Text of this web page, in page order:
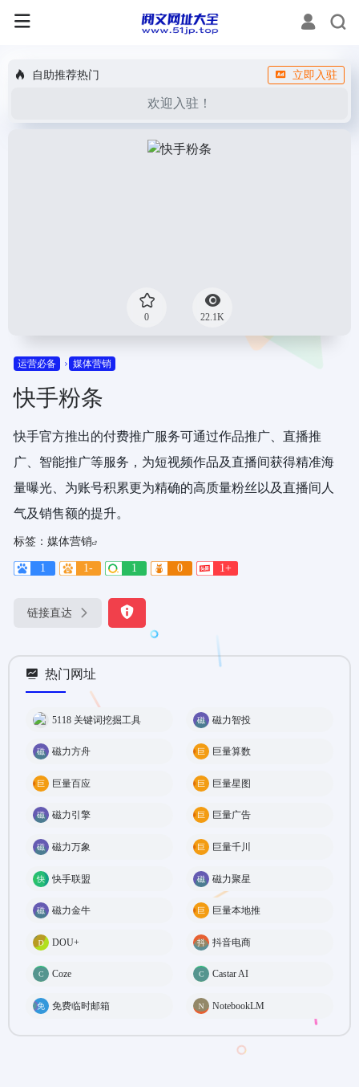
自助推荐热门 立即入驻
欢迎入驻！
0 22.1K
运营必备 媒体营销
快手粉条
快手官方推出的付费推广服务可通过作品推广、直播推
广、智能推广等服务，为短视频作品及直播间获得精准海
量曝光、为账号积累更为精确的高质量粉丝以及直播间人
气及销售额的提升。
标签： 媒体营销
1 1- 1 0 1+
链接直达
热门网址
5118 关键词挖掘工具 磁力智投
磁力方舟 巨量算数
巨量百应 巨量星图
磁力引擎 巨量广告
磁力万象 巨量千川
快手联盟 磁力聚星
磁力金牛 巨量本地推
DOU+ 抖音电商
Coze Castar AI
免费临时邮箱 NotebookLM